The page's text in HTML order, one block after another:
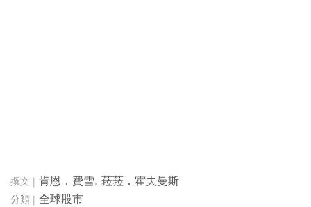
肯恩．費雪, 菈菈．霍夫曼斯
全球股市